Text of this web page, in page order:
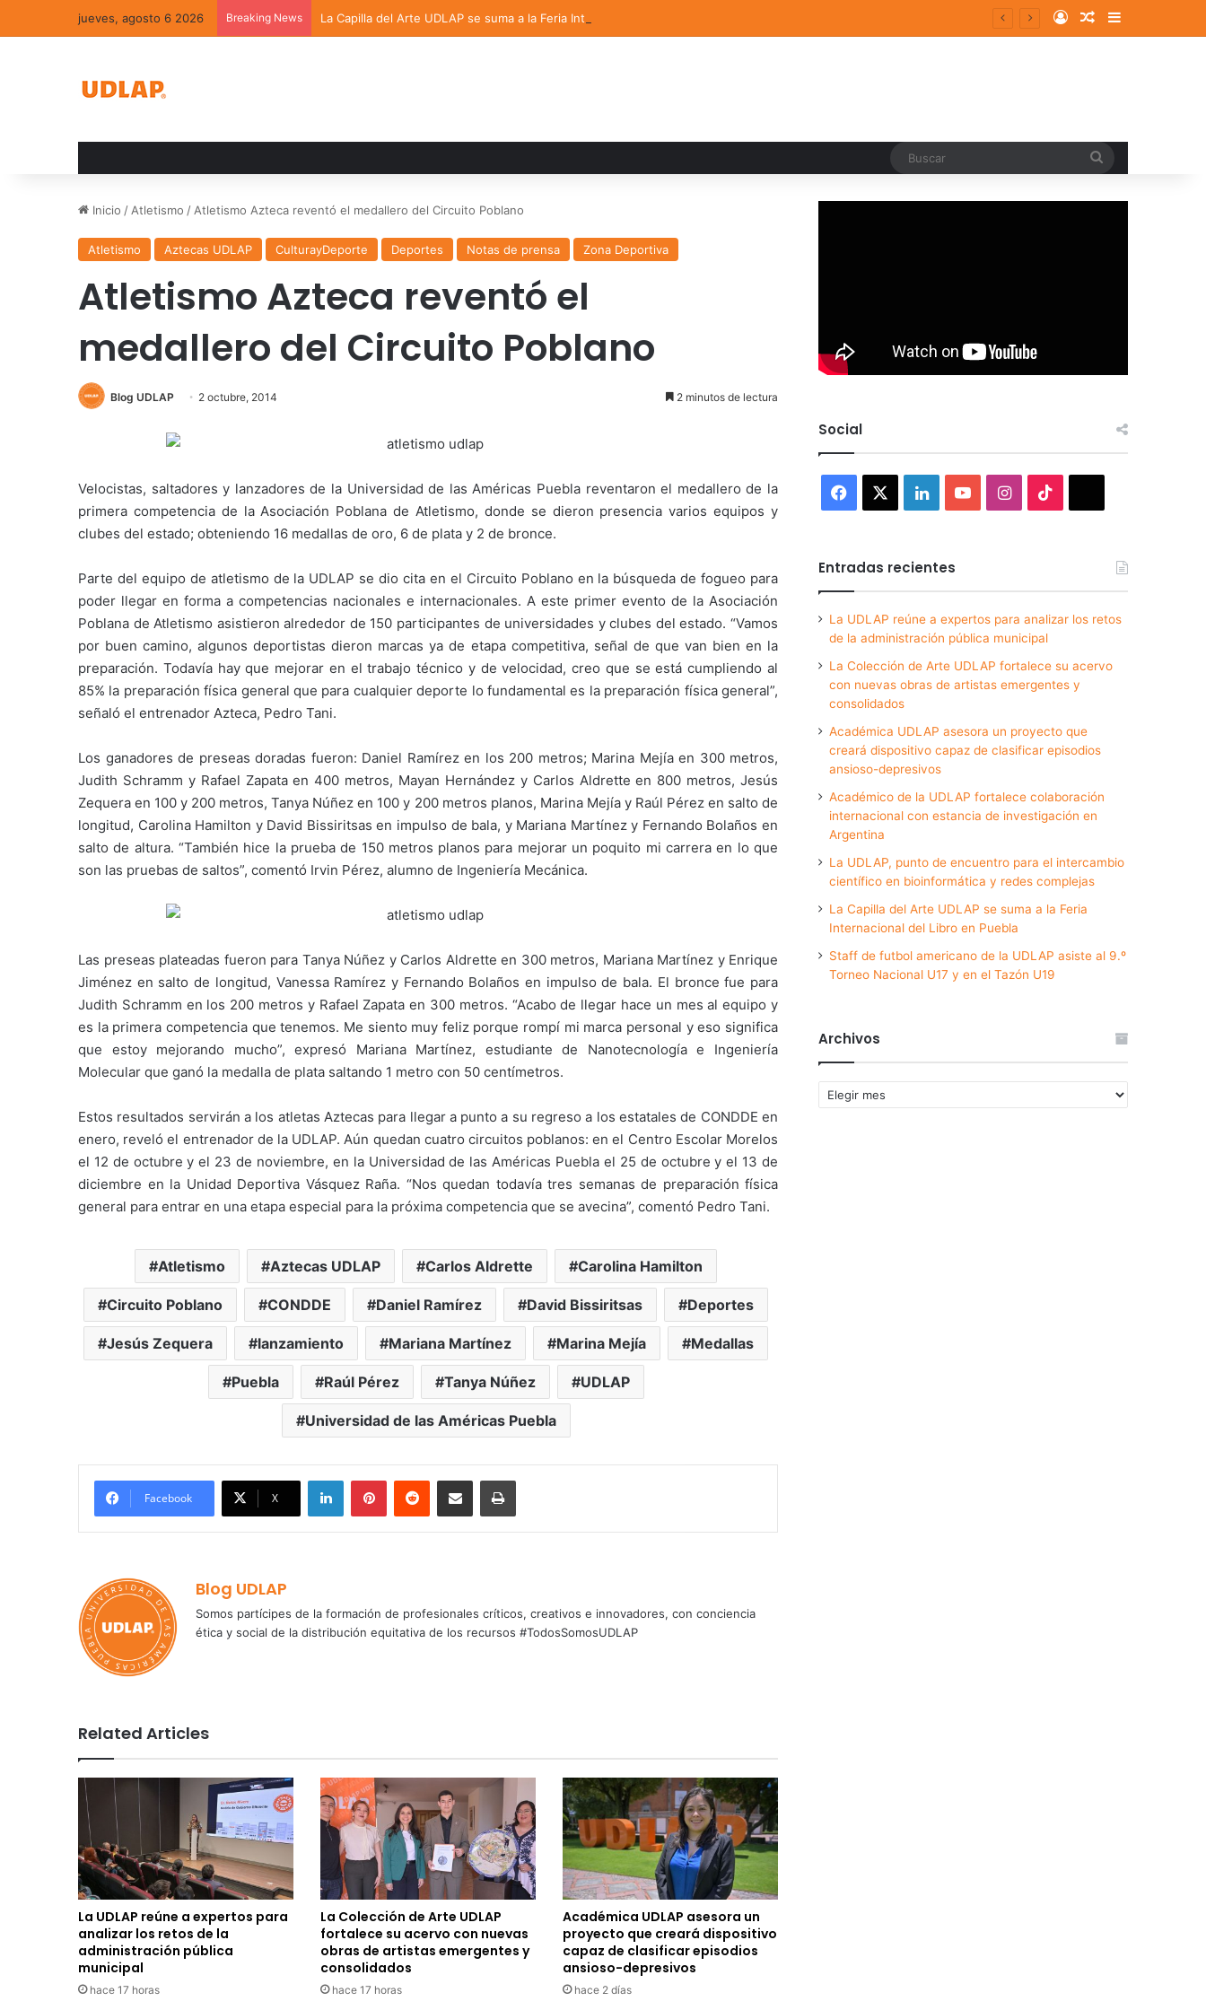
jueves, agosto 6 2026 Breaking News La Capilla del Arte UDLAP se suma a la Feria Internacional del Libro en Puebla Log InRandom Article
Sidebar
Inicio / Atletismo / Atletismo Azteca reventó el medallero del Circuito Poblano
Atletismo Aztecas UDLAP CulturayDeporte Deportes Notas de prensa Zona Deportiva
Atletismo Azteca reventó el
medallero del Circuito Poblano
Blog UDLAP 2 octubre, 2014 2 minutos de lectura
Velocistas, saltadores y lanzadores de la Universidad de las Américas Puebla reventaron el medallero de la
primera competencia de la Asociación Poblana de Atletismo, donde se dieron presencia varios equipos y
clubes del estado; obteniendo 16 medallas de oro, 6 de plata y 2 de bronce.
Parte del equipo de atletismo de la UDLAP se dio cita en el Circuito Poblano en la búsqueda de fogueo para
poder llegar en forma a competencias nacionales e internacionales. A este primer evento de la Asociación
Poblana de Atletismo asistieron alrededor de 150 participantes de universidades y clubes del estado. “Vamos
por buen camino, algunos deportistas dieron marcas ya de etapa competitiva, señal de que van bien en la
preparación. Todavía hay que mejorar en el trabajo técnico y de velocidad, creo que se está cumpliendo al
85% la preparación física general que para cualquier deporte lo fundamental es la preparación física general”,
señaló el entrenador Azteca, Pedro Tani.
Los ganadores de preseas doradas fueron: Daniel Ramírez en los 200 metros; Marina Mejía en 300 metros,
Judith Schramm y Rafael Zapata en 400 metros, Mayan Hernández y Carlos Aldrette en 800 metros, Jesús
Zequera en 100 y 200 metros, Tanya Núñez en 100 y 200 metros planos, Marina Mejía y Raúl Pérez en salto de
longitud, Carolina Hamilton y David Bissiritsas en impulso de bala, y Mariana Martínez y Fernando Bolaños en
salto de altura. “También hice la prueba de 150 metros planos para mejorar un poquito mi carrera en lo que
son las pruebas de saltos”, comentó Irvin Pérez, alumno de Ingeniería Mecánica.
Las preseas plateadas fueron para Tanya Núñez y Carlos Aldrette en 300 metros, Mariana Martínez y Enrique
Jiménez en salto de longitud, Vanessa Ramírez y Fernando Bolaños en impulso de bala. El bronce fue para
Judith Schramm en los 200 metros y Rafael Zapata en 300 metros. “Acabo de llegar hace un mes al equipo y
es la primera competencia que tenemos. Me siento muy feliz porque rompí mi marca personal y eso significa
que estoy mejorando mucho”, expresó Mariana Martínez, estudiante de Nanotecnología e Ingeniería
Molecular que ganó la medalla de plata saltando 1 metro con 50 centímetros.
Estos resultados servirán a los atletas Aztecas para llegar a punto a su regreso a los estatales de CONDDE en
enero, reveló el entrenador de la UDLAP. Aún quedan cuatro circuitos poblanos: en el Centro Escolar Morelos
el 12 de octubre y el 23 de noviembre, en la Universidad de las Américas Puebla el 25 de octubre y el 13 de
diciembre en la Unidad Deportiva Vásquez Raña. “Nos quedan todavía tres semanas de preparación física
general para entrar en una etapa especial para la próxima competencia que se avecina”, comentó Pedro Tani.
Atletismo Aztecas UDLAP Carlos Aldrette Carolina Hamilton
Circuito Poblano CONDDE Daniel Ramírez David Bissiritsas Deportes
Jesús Zequera lanzamiento Mariana Martínez Marina Mejía Medallas
Puebla Raúl Pérez Tanya Núñez UDLAP
Universidad de las Américas Puebla
Facebook X
LinkedInPinterestReddit Share via Email Print
Blog UDLAP
Somos partícipes de la formación de profesionales críticos, creativos e innovadores, con conciencia
ética y social de la distribución equitativa de los recursos #TodosSomosUDLAP
Related Articles
La UDLAP reúne a expertos para
analizar los retos de la
administración pública
municipal
hace 17 horas
La Colección de Arte UDLAP
fortalece su acervo con nuevas
obras de artistas emergentes y
consolidados
hace 17 horas
Académica UDLAP asesora un
proyecto que creará dispositivo
capaz de clasificar episodios
ansioso-depresivos
hace 2 días
Social
Facebook LinkedInYouTubeInstagram
Entradas recientes
La UDLAP reúne a expertos para analizar los retos
de la administración pública municipal
La Colección de Arte UDLAP fortalece su acervo
con nuevas obras de artistas emergentes y
consolidados
Académica UDLAP asesora un proyecto que
creará dispositivo capaz de clasificar episodios
ansioso-depresivos
Académico de la UDLAP fortalece colaboración
internacional con estancia de investigación en
Argentina
La UDLAP, punto de encuentro para el intercambio
científico en bioinformática y redes complejas
La Capilla del Arte UDLAP se suma a la Feria
Internacional del Libro en Puebla
Staff de futbol americano de la UDLAP asiste al 9.º
Torneo Nacional U17 y en el Tazón U19
Archivos
Archivos